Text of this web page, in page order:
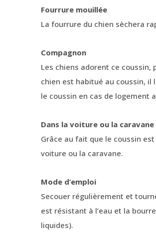
Fourrure
La fourrure du chien sèchera
Compagnon
Les chiens adorent ce coussin,
chien est habitué au coussin, il
le coussin en cas de logement
Dans la voiture ou la
Grâce au fait que le coussin
voiture ou la caravane.
Mode d’emploi
Secouer régulièrement et
est résistant à l’eau et la
liquides).